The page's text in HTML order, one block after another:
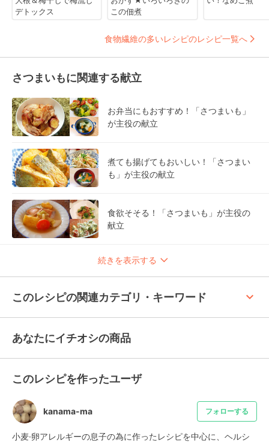
デトックス
この佃煮
食物繊維の多いレシピのレシピ一覧へ
さつまいもに関連する献立
お弁当にもおすすめ！「さつまいも」
が主役の献立
煮ても揚げてもおいしい！「さつまい
も」が主役の献立
食欲そそる！「さつまいも」が主役の
献立
続きを表示する
このレシピの関連カテゴリ・キーワード keyboard_arrow_up
あなたにイチオシの商品
このレシピを作ったユーザ
kanama-ma フォローする
小麦·卵アレルギーの息子の為に作ったレシピを中心に、ヘルシ